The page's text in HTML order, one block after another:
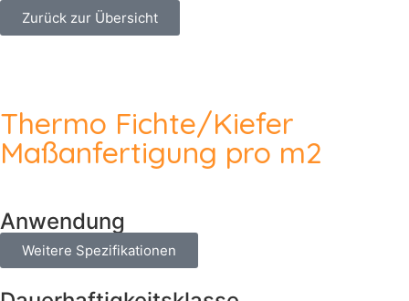
Zurück zur Übersicht
Thermo Fichte/Kiefer
Maßanfertigung pro m2
Anwendung
Weitere Spezifikationen